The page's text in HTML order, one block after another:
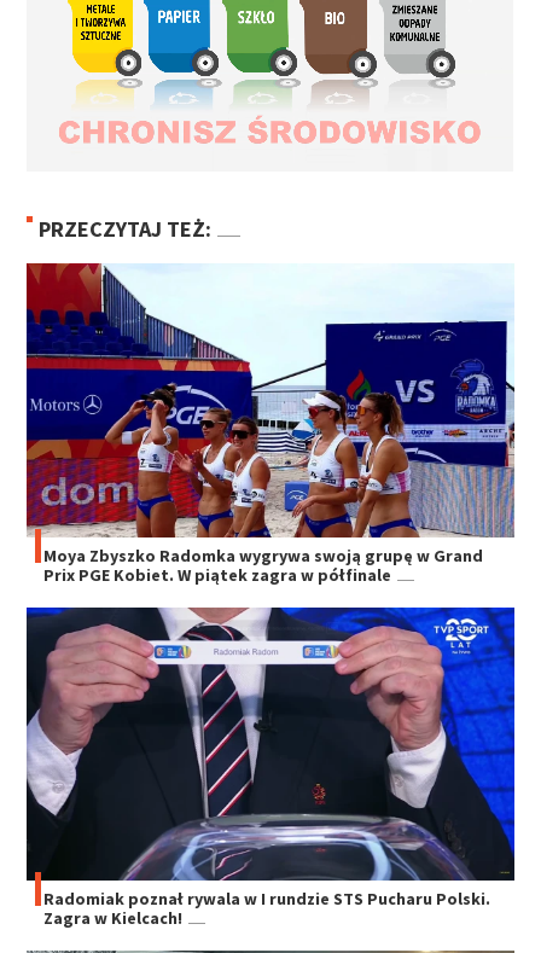
PRZECZYTAJ TEŻ:
Moya Zbyszko Radomka wygrywa swoją grupę w Grand
Prix PGE Kobiet. W piątek zagra w półfinale
Radomiak poznał rywala w I rundzie STS Pucharu Polski.
Zagra w Kielcach!